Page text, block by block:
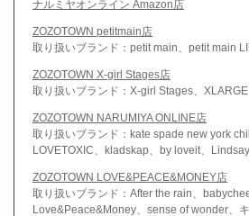
ナルミヤオンライン Amazon店
ZOZOTOWN petitmain店
取り扱いブランド：petit main、petit main
ZOZOTOWN X-girl Stages店
取り扱いブランド：X-girl Stages、
ZOZOTOWN NARUMIYA ONLINE店
取り扱いブランド：kate spade new york
LOVETOXIC、kladskap、by loveit、
ZOZOTOWN LOVE&PEACE&MONEY店
取り扱いブランド：After the rain、
Love&Peace&Money、sense of wonder、